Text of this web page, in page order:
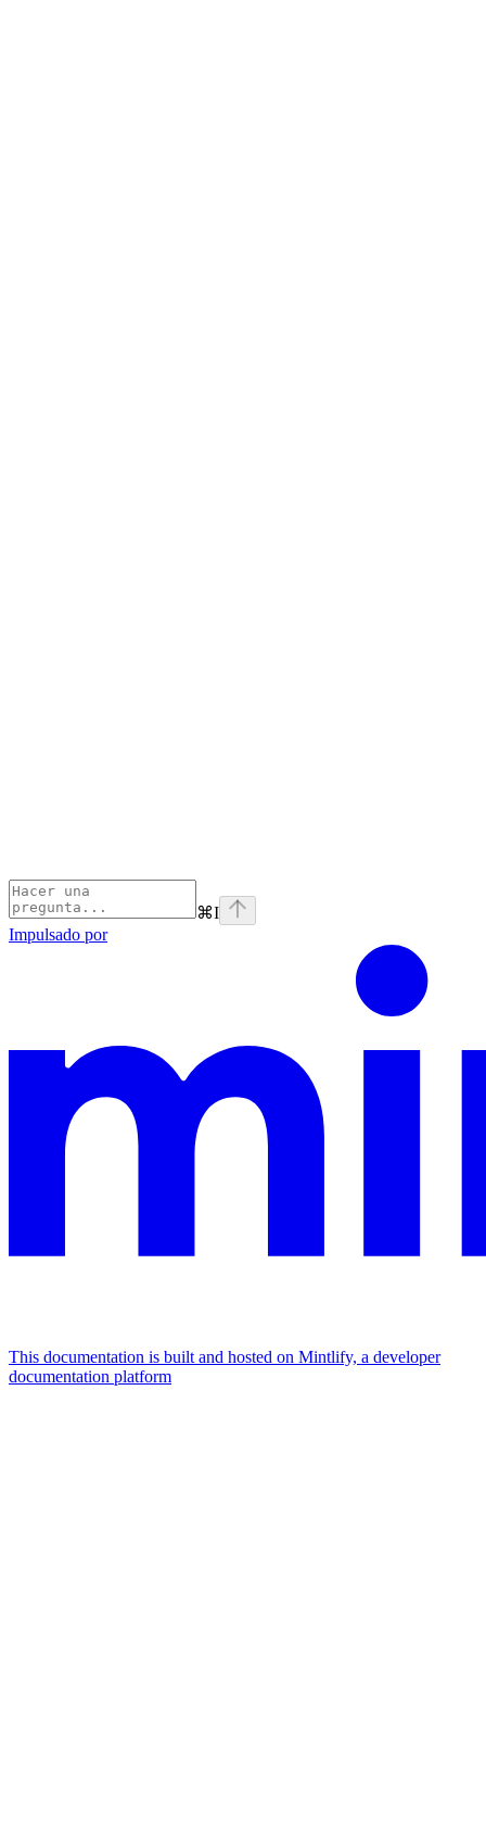
⌘I
Impulsado por
This documentation is built and hosted on Mintlify, a developer
documentation platform